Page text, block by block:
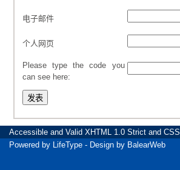
电子邮件
个人网页
Please type the code you
can see here:
Accessible and Valid XHTML 1.0 Strict and CSS
Powered by LifeType - Design by BalearWeb